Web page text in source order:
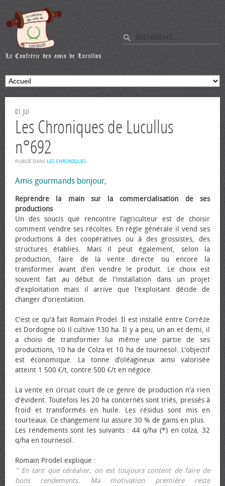
01 JUI
Les Chroniques de Lucullus
n°692
PUBLIÉ DANS LES CHRONIQUES.
Amis gourmands bonjour,
Reprendre la main sur la commercialisation de ses
productions
Un des soucis que rencontre l’agriculteur est de choisir
comment vendre ses récoltes. En règle générale il vend ses
productions à des coopératives ou à des grossistes, des
structures établies. Mais il peut également, selon la
production, faire de la vente directe ou encore la
transformer avant d'en vendre le produit. Le choix est
souvent fait au début de l'installation dans un projet
d'exploitation mais il arrive que l'exploitant décide de
changer d'orientation.
C'est ce qu'à fait Romain Prodel. Il est installé entre Corrèze
et Dordogne où il cultive 130 ha. Il y a peu, un an et demi, il
a choisi de transformer lui même une partie de ses
productions, 10 ha de Colza et 10 ha de tournesol. L'objectif
est économique. La tonne d’oléagineux ainsi valorisée
atteint 1 500 €/t, contre 500 €/t en négoce.
La vente en circuit court de ce genre de production n'a rien
d'évident. Toutefois les 20 ha concernés sont triés, pressés à
froid et transformés en huile. Les résidus sont mis en
tourteaux. Ce changement lui assure 30 % de gains en plus.
Les rendements sont les suivants : 44 q/ha (*) en colza, 32
q/ha en tournesol.
Romain Prodel explique :
" En tant que céréalier, on est toujours content de faire de
bons rendements. Ma motivation première reste